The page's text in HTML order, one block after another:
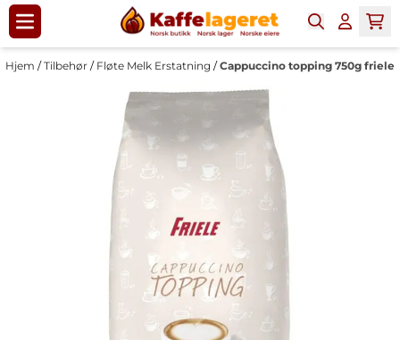
Hopp til innhold
Hjem /Tilbehør / Fløte Melk Erstatning /Cappuccino topping 750g friele